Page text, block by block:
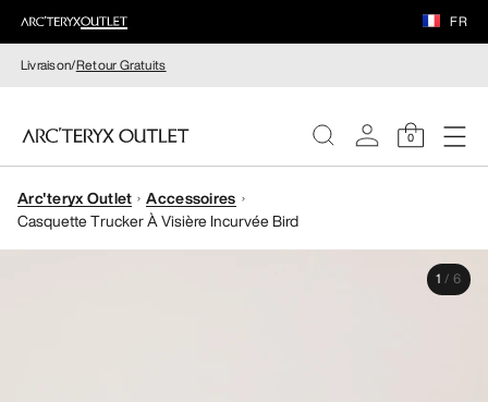
FR
Livraison/Retour Gratuits
0
FEMME
Arc'teryx Outlet
Accessoires
Casquette Trucker À Visière Incurvée Bird
1 / 6